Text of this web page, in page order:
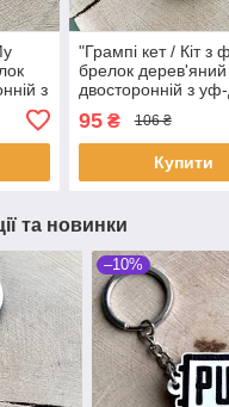
з
"Грампі кет / Кіт з
брелок дерев'яний
двосторонній з
95₴ 106 ₴
Купити
та новинки
–10%